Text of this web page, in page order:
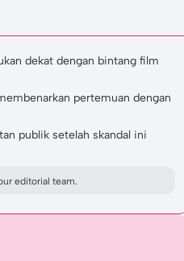
dekat dengan bintang film
pertemuan dengan
publik setelah skandal ini
editorial team.